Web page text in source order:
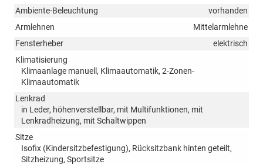
Ambiente-Beleuchtung
vorhanden
Armlehnen
Mittelarmlehne
Fensterheber
elektrisch
Klimatisierung
Klimaanlage manuell, Klimaautomatik, 2-Zonen-
Klimaautomatik
Lenkrad
in Leder, höhenverstellbar, mit Multifunktionen, mit
Lenkradheizung, mit Schaltwippen
Sitze
Isofix (Kindersitzbefestigung), Rücksitzbank hinten geteilt,
Sitzheizung, Sportsitze